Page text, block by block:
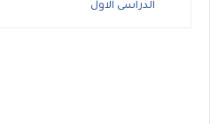
الدراسى الاول